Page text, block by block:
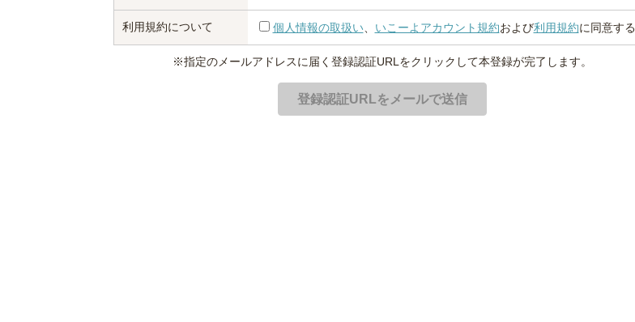
利用規約について 個人情報の取扱い、 いこーよアカウント規約および利用規約に同意する
※指定のメールアドレスに届く登録認証URLをクリックして本登録が完了します。